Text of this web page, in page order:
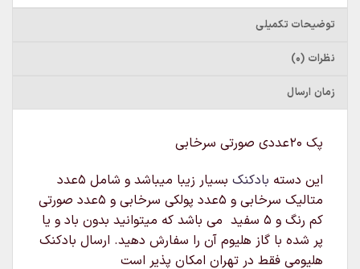
توضیحات تکمیلی
نظرات (0)
زمان ارسال
پک 20عددی صورتی سرخابی
این دسته بادکنک
بسیار زیبا میباشد و شامل 5عدد
متالیک سرخابی و 5عدد پولکی سرخابی و 5عدد صورتی
کم رنگ و 5 سفید می باشد که میتوانید بدون باد و یا
پر شده با گاز هلیوم آن را سفارش دهید. ارسال بادکنک
هلیومی فقط در تهران امکان پذیر است